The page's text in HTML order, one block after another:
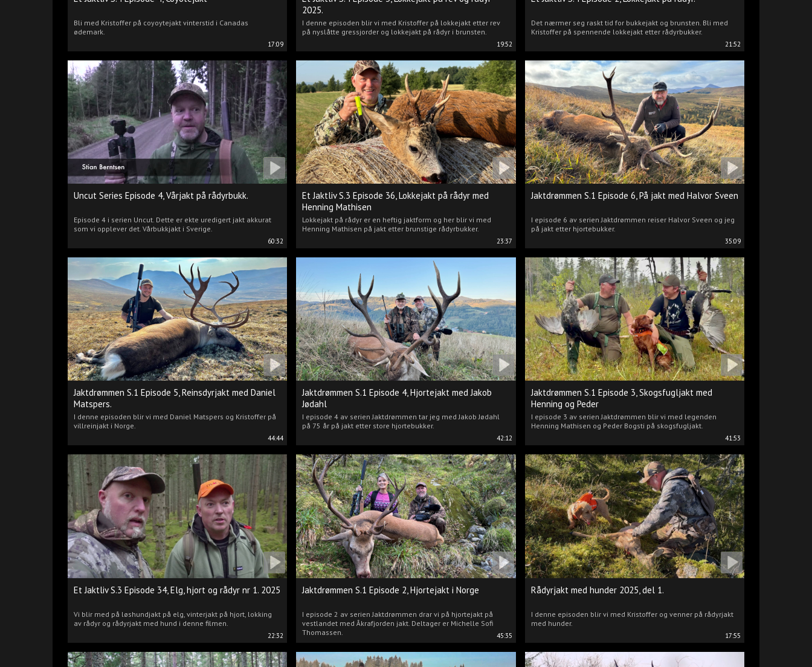
17:09
Bli med Kristoffer på coyoytejakt vinterstid i Canadas
ødemark.
19:52
2025.
I denne episoden blir vi med Kristoffer på lokkejakt etter rev
på nyslåtte gressjorder og lokkejakt på rådyr i brunsten.
21:52
Det nærmer seg raskt tid for bukkejakt og brunsten. Bli med
Kristoffer på spennende lokkejakt etter rådyrbukker.
60:32
Uncut Series Episode 4, Vårjakt på rådyrbukk.
Episode 4 i serien Uncut. Dette er ekte uredigert jakt akkurat
som vi opplever det. Vårbukkjakt i Sverige.
23:37
Et Jaktliv S.3 Episode 36, Lokkejakt på rådyr med
Henning Mathisen
Lokkejakt på rådyr er en heftig jaktform og her blir vi med
Henning Mathisen på jakt etter brunstige rådyrbukker.
35:09
Jaktdrømmen S.1 Episode 6, På jakt med Halvor Sveen
I episode 6 av serien Jaktdrømmen reiser Halvor Sveen og jeg
på jakt etter hjortebukker.
44:44
Jaktdrømmen S.1 Episode 5, Reinsdyrjakt med Daniel
Matspers.
I denne episoden blir vi med Daniel Matspers og Kristoffer på
villreinjakt i Norge.
42:12
Jaktdrømmen S.1 Episode 4, Hjortejakt med Jakob
Jødahl
I episode 4 av serien Jaktdrømmen tar jeg med Jakob Jødahl
på 75 år på jakt etter store hjortebukker.
41:53
Jaktdrømmen S.1 Episode 3, Skogsfugljakt med
Henning og Peder
I episode 3 av serien Jaktdrømmen blir vi med legenden
Henning Mathisen og Peder Bogsti på skogsfugljakt.
22:32
Et Jaktliv S.3 Episode 34, Elg, hjort og rådyr nr 1. 2025
Vi blir med på løshundjakt på elg, vinterjakt på hjort, lokking
av rådyr og rådyrjakt med hund i denne filmen.
45:35
Jaktdrømmen S.1 Episode 2, Hjortejakt i Norge
I episode 2 av serien Jaktdrømmen drar vi på hjortejakt på
vestlandet med Åkrafjorden jakt. Deltager er Michelle Sofi
Thomassen.
17:55
Rådyrjakt med hunder 2025, del 1.
I denne episoden blir vi med Kristoffer og venner på rådyrjakt
med hunder.